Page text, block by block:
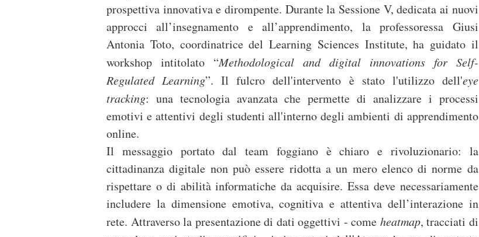
prospettiva innovativa e dirompente. Durante la Sessione V, dedicata ai nuovi
approcci all’insegnamento e all’apprendimento, la professoressa Giusi
Antonia Toto, coordinatrice del Learning Sciences Institute, ha guidato il
workshop intitolato “Methodological and digital innovations for Self-
Regulated Learning”. Il fulcro dell'intervento è stato l'utilizzo dell'eye
tracking: una tecnologia avanzata che permette di analizzare i processi
emotivi e attentivi degli studenti all'interno degli ambienti di apprendimento
online.
Il messaggio portato dal team foggiano è chiaro e rivoluzionario: la
cittadinanza digitale non può essere ridotta a un mero elenco di norme da
rispettare o di abilità informatiche da acquisire. Essa deve necessariamente
includere la dimensione emotiva, cognitiva e attentiva dell’interazione in
rete. Attraverso la presentazione di dati oggettivi - come heatmap, tracciati di